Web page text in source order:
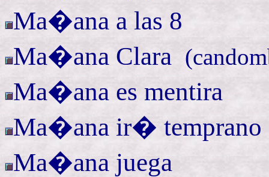
Ma�ana a las 8
Ma�ana Clara (
Ma�ana es mentira
Ma�ana ir� temprano
Ma�ana juega